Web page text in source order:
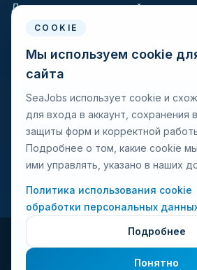
Hungary
Kazakhstan
Moldova, Republic of
Montenegro
Netherlands
Norway
Для крюинговых компаний
Разместить вакансию
Поиск кандидатов
Для моряков
Поиск вакансий
Просмотр компаний
© 2026 Seajobs.ru Все
Политика
COOKIE
Мы используем cookie
сайта
SeaJobs использует cookie и
для входа в аккаунт, сохранения
защиты форм и корректной
Подробнее о том, какие cookie
ими управлять, указано в наших
Политика использования cookie
обработки персональных
Подробнее
Понятно